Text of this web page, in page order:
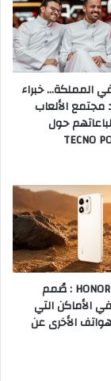
المملكة… خبراء
مجتمع الألعاب
حول
TECNO
HONOR X7e Plus 5G : صُمم
الأماكن التي
الأخرى عن